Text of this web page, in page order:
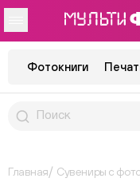
Фотокниги
Главная Сувениры с